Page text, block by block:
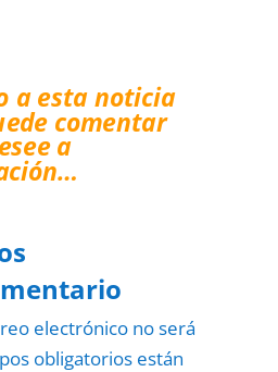
a esta noticia
comentar
a
electrónico no será
obligatorios están